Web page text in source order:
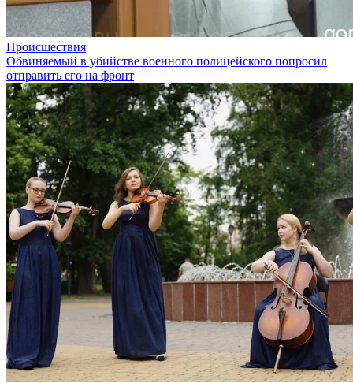
Происшествия
Обвиняемый в убийстве военного полицейского попросил
отправить его на фронт